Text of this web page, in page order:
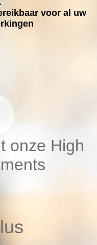
voor al uw
onze High